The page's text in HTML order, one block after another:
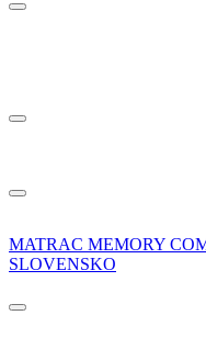
MATRAC MEMORY
SLOVENSKO